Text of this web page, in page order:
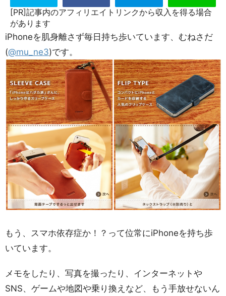
[PR]記事内のアフィリエイトリンクから収入を得る場合
があります
iPhoneを肌身離さず毎日持ち歩いています、むねさだ
(@mu_ne3)です。
もう、スマホ依存症か！？って位常にiPhoneを持ち歩
いています。
メモをしたり、写真を撮ったり、インターネットや
SNS、ゲームや地図や乗り換えなど、もう手放せないん